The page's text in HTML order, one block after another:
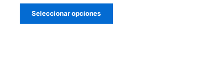
Seleccionar opciones